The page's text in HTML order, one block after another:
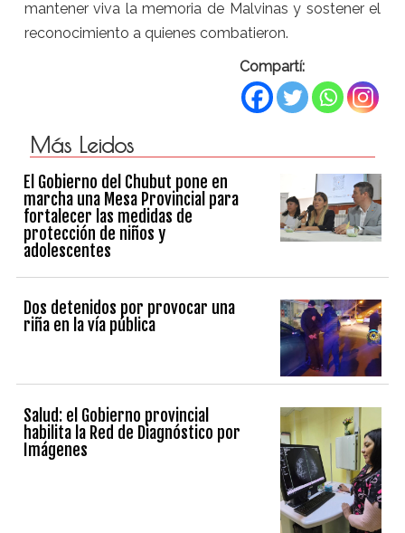
mantener viva la memoria de Malvinas y sostener el
reconocimiento a quienes combatieron.
Compartí:
Más Leidos
El Gobierno del Chubut pone en
marcha una Mesa Provincial para
fortalecer las medidas de
protección de niños y
adolescentes
Dos detenidos por provocar una
riña en la vía pública
Salud: el Gobierno provincial
habilita la Red de Diagnóstico por
Imágenes